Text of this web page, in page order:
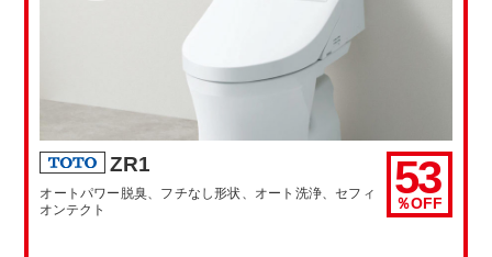
53
％OFF
ZR1
オートパワー脱臭、フチなし形状、オート洗浄、セフィ
オンテクト